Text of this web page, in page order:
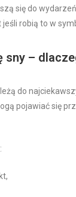
się do
robią to w
sny –
do
pojawiać się